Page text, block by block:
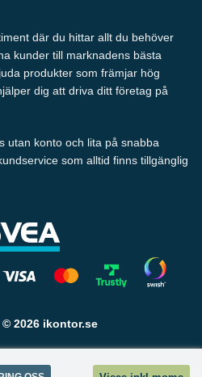
där du hittar allt du behöver
kunder till marknadens bästa
produkter som främjar hög
dig att driva ditt företag på
utan konto och lita på snabba
som alltid finns tillgänglig
2026 ikontor.se